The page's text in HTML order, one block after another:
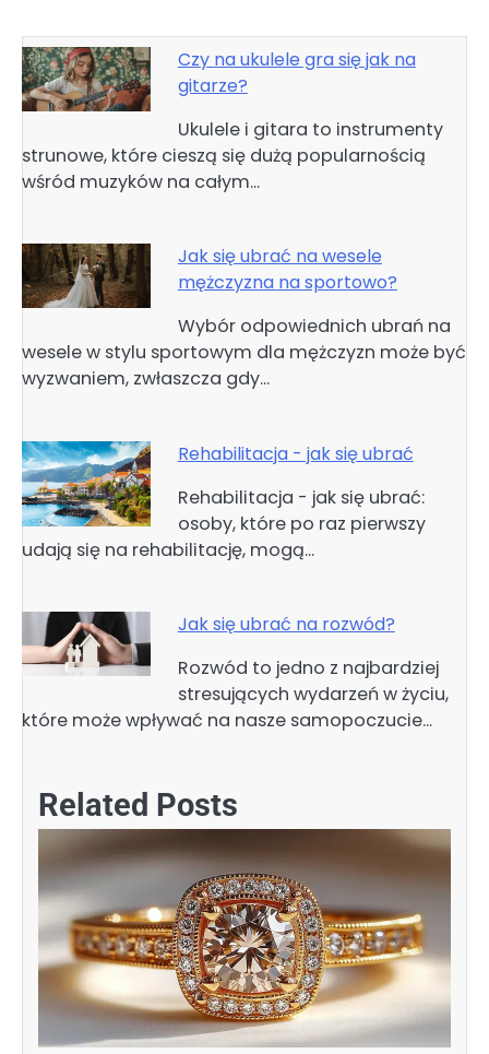
Czy na ukulele gra się jak na
gitarze?
Ukulele i gitara to instrumenty
strunowe, które cieszą się dużą popularnością
wśród muzyków na całym…
Jak się ubrać na wesele
mężczyzna na sportowo?
Wybór odpowiednich ubrań na
wesele w stylu sportowym dla mężczyzn może być
wyzwaniem, zwłaszcza gdy…
Rehabilitacja - jak się ubrać
Rehabilitacja - jak się ubrać:
osoby, które po raz pierwszy
udają się na rehabilitację, mogą…
Jak się ubrać na rozwód?
Rozwód to jedno z najbardziej
stresujących wydarzeń w życiu,
które może wpływać na nasze samopoczucie…
Related Posts